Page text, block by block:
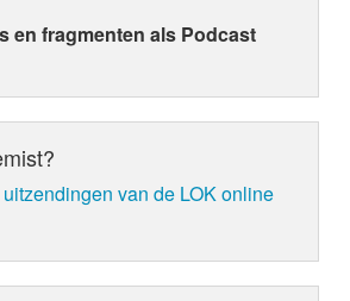
en fragmenten als Podcast
van de LOK online